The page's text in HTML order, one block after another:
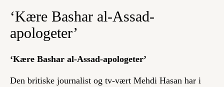
‘Kære Bashar al-Assad-
apologeter’
‘Kære Bashar al-Assad-apologeter’
Den britiske journalist og tv-vært Mehdi Hasan har i